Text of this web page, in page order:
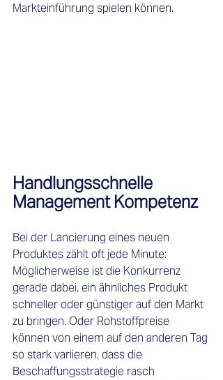
Markteinführung spielen können.
Handlungsschnelle
Management Kompetenz
Bei der Lancierung eines neuen
Produktes zählt oft jede Minute:
Möglicherweise ist die Konkurrenz
gerade dabei, ein ähnliches Produkt
schneller oder günstiger auf den Markt
zu bringen. Oder Rohstoffpreise
können von einem auf den anderen Tag
so stark variieren, dass die
Beschaffungsstrategie rasch